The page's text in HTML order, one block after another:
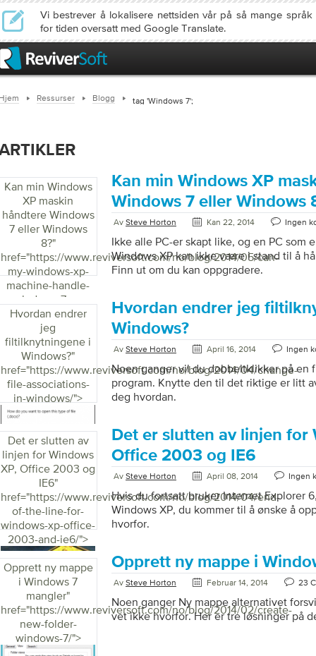
Vi bestrever å lokalisere nettsiden vår på så mange
for tiden oversatt med Google Translate.
Ressurser Blogg tag 'Windows 7';
Kan min Windows
XP maskin
håndtere Windows
7 eller Windows
8?"
href="https://www.reviversoft.com/no/blog/2014/05/can-
my-windows-xp-
machine-handle-
windows-7-or-
windows-8/">
Kan min Windows XP
Windows 7 eller Windows
Av Steve Horton Kan 22, 2014 Ingen
Ikke alle PC-er skapt like, og en PC som
Windows XP kan ikke være i stand til å
Finn ut om du kan oppgradere.
Hvordan endrer
jeg
filtilknytningene i
Windows?"
href="https://www.reviversoft.com/no/blog/2014/04/change-
file-associations-
in-windows/">
Hvordan endrer jeg
Windows?
Av Steve Horton April 16, 2014 Ingen
Noen ganger vil du dobbeltklikker på en
program. Knytte den til det riktige er litt
deg hvordan.
Det er slutten av
linjen for Windows
XP, Office 2003 og
IE6"
href="https://www.reviversoft.com/no/blog/2014/04/end-
of-the-line-for-
windows-xp-office-
2003-and-ie6/">
Det er slutten av linjen for
Office 2003 og IE6
Av Steve Horton April 08, 2014 Ingen
Hvis du fortsatt bruker Internet Explorer
Windows XP, du kommer til å ønske å
hvorfor.
Opprett ny mappe
i Windows 7
mangler"
href="https://www.reviversoft.com/no/blog/2014/02/create-
new-folder-
windows-7/">
Opprett ny mappe i
Av Steve Horton Februar 14, 2014 23
Noen ganger Ny mappe alternativet
vet ikke hvorfor. Her er tre løsninger på